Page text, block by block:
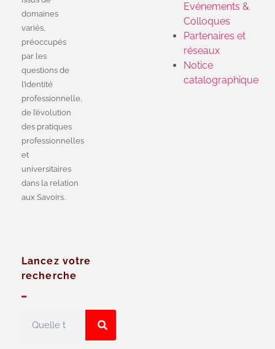
domaines
variés,
préoccupés
par les
questions de
l’identité
professionnelle,
de l’évolution
des pratiques
professionnelles
et
universitaires
dans la relation
aux Savoirs.
Evénements &
Colloques
Partenaires et
réseaux
Notice
catalographique
Lancez votre
recherche